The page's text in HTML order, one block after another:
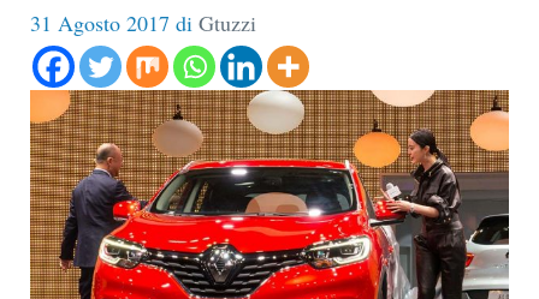
31 Agosto 2017 di Gtuzzi